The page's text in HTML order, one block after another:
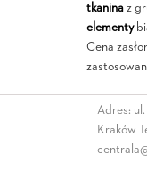
tkaninaz
elementy
Cena
Adres: ul.
Kraków